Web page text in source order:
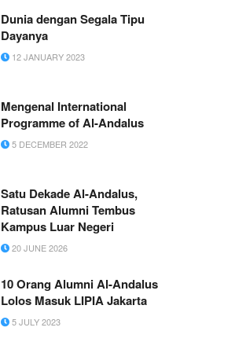
Dunia dengan Segala Tipu
Dayanya
12 JANUARY 2023
Mengenal International
Programme of Al-Andalus
5 DECEMBER 2022
Satu Dekade Al-Andalus,
Ratusan Alumni Tembus
Kampus Luar Negeri
20 JUNE 2026
10 Orang Alumni Al-Andalus
Lolos Masuk LIPIA Jakarta
5 JULY 2023